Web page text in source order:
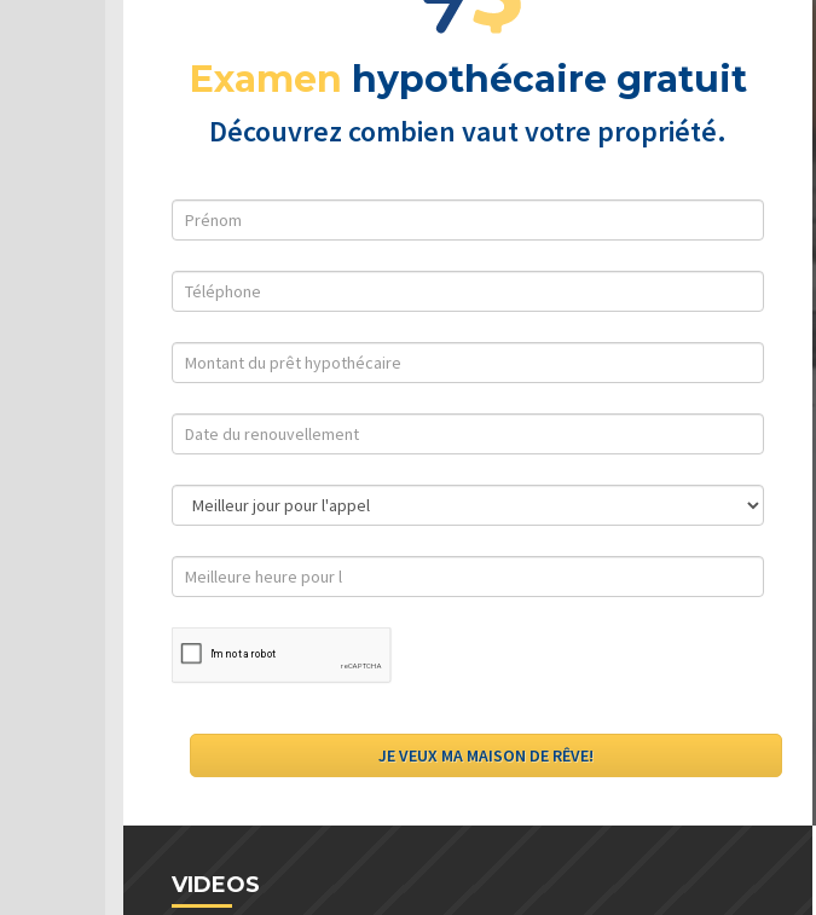
Examen hypothécaire gratuit
Découvrez combien vaut votre propriété.
VIDEOS